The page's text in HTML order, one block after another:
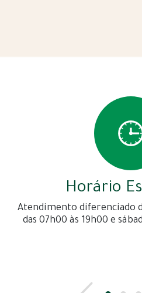
Horário
Atendimento diferenciado
das 07h00 às 19h00 e